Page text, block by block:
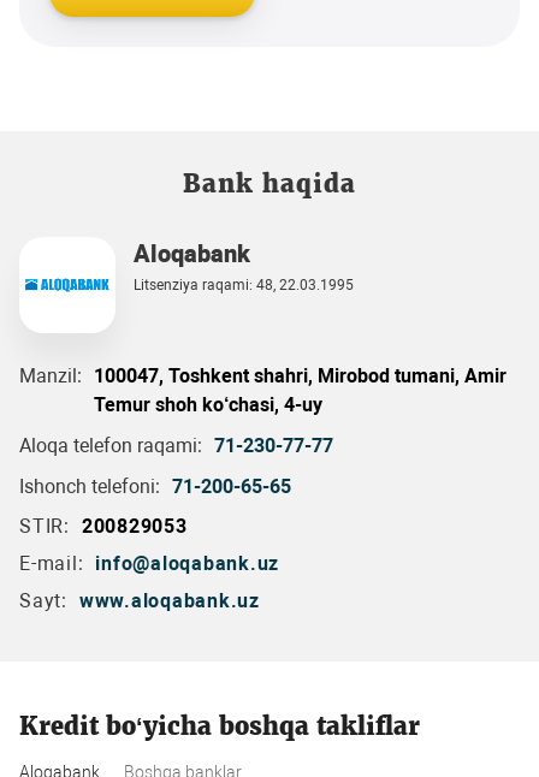
Bank haqida
Aloqabank
Litsenziya raqami: 48, 22.03.1995
Manzil:
100047, Toshkent shahri, Mirobod tumani, Amir
Temur shoh ko‘chasi, 4-uy
Aloqa telefon raqami: 71-230-77-77
Ishonch telefoni: 71-200-65-65
STIR:
200829053
E-mail:
info@aloqabank.uz
Sayt:
www.aloqabank.uz
Kredit bo‘yicha boshqa takliflar
Aloqabank Boshqa banklar